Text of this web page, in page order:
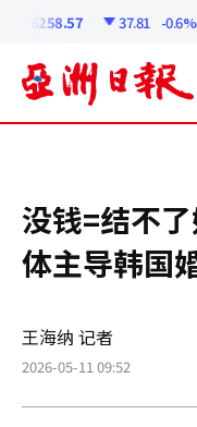
6258.57 37.81 -0.6%
没钱=结不
体主导韩国
王海纳 记者
2026-05-11 09:52